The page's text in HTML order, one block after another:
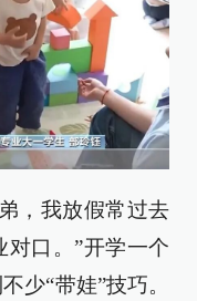
，我放假常过去
口。”开学一个
少“带娃”技巧。